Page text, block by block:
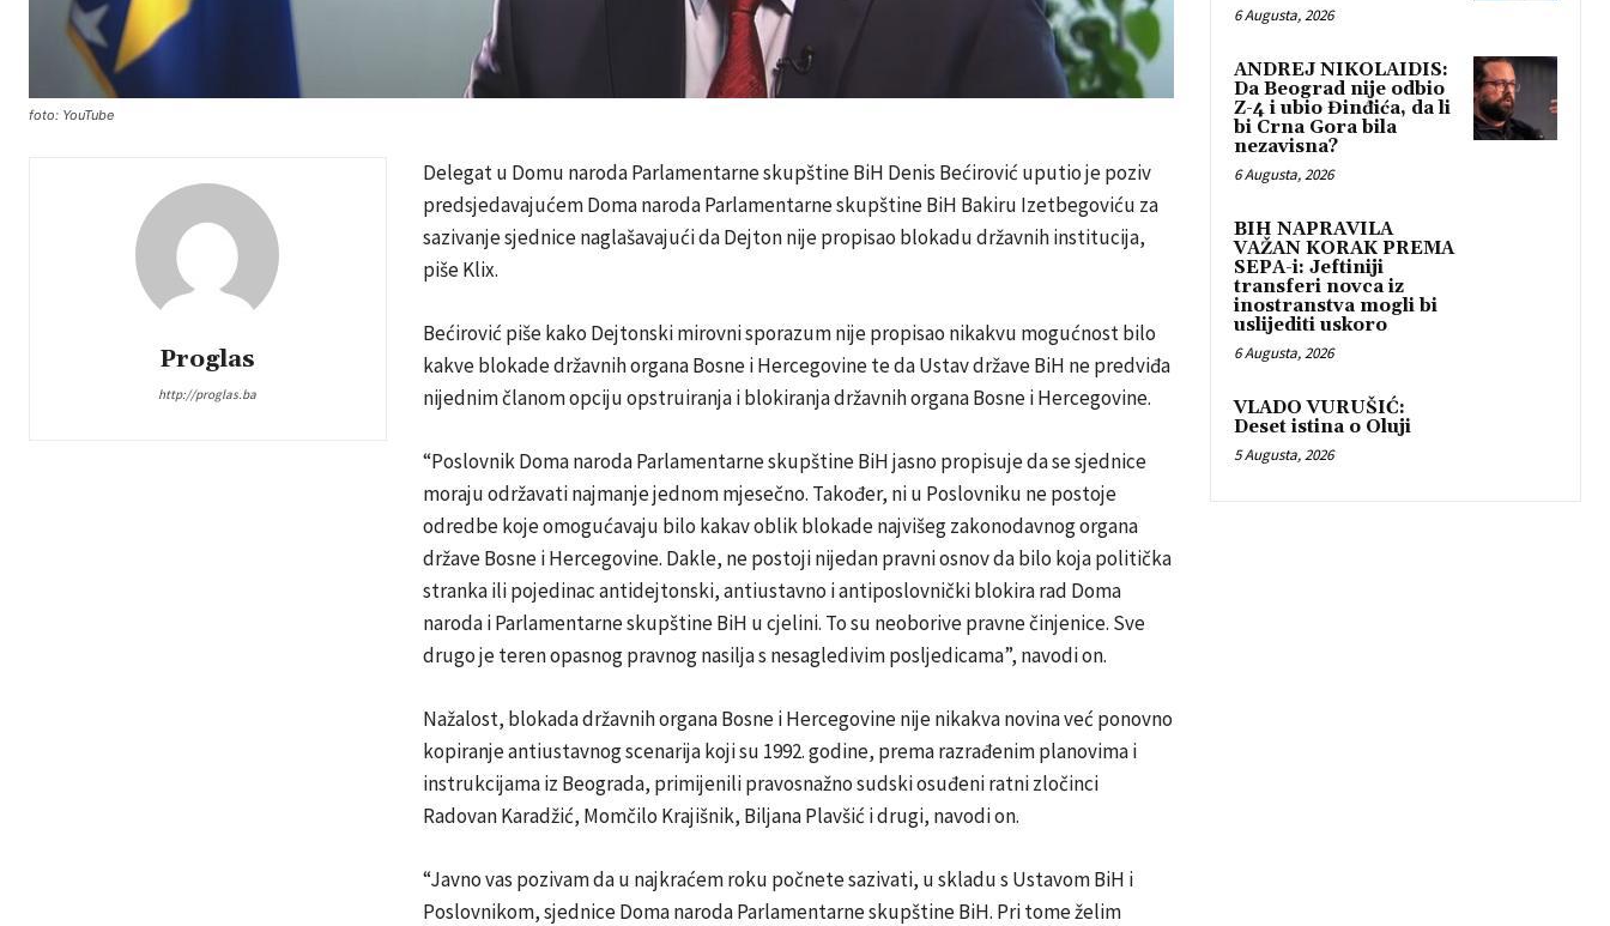
foto: YouTube
Proglas
http://proglas.ba
Delegat u Domu naroda Parlamentarne skupštine BiH Denis Bećirović uputio je poziv
predsjedavajućem Doma naroda Parlamentarne skupštine BiH Bakiru Izetbegoviću za
sazivanje sjednice naglašavajući da Dejton nije propisao blokadu državnih institucija,
piše Klix.
Bećirović piše kako Dejtonski mirovni sporazum nije propisao nikakvu mogućnost bilo
kakve blokade državnih organa Bosne i Hercegovine te da Ustav države BiH ne predviđa
nijednim članom opciju opstruiranja i blokiranja državnih organa Bosne i Hercegovine.
“Poslovnik Doma naroda Parlamentarne skupštine BiH jasno propisuje da se sjednice
moraju održavati najmanje jednom mjesečno. Također, ni u Poslovniku ne postoje
odredbe koje omogućavaju bilo kakav oblik blokade najvišeg zakonodavnog organa
države Bosne i Hercegovine. Dakle, ne postoji nijedan pravni osnov da bilo koja politička
stranka ili pojedinac antidejtonski, antiustavno i antiposlovnički blokira rad Doma
naroda i Parlamentarne skupštine BiH u cjelini. To su neoborive pravne činjenice. Sve
drugo je teren opasnog pravnog nasilja s nesagledivim posljedicama”, navodi on.
Nažalost, blokada državnih organa Bosne i Hercegovine nije nikakva novina već ponovno
kopiranje antiustavnog scenarija koji su 1992. godine, prema razrađenim planovima i
instrukcijama iz Beograda, primijenili pravosnažno sudski osuđeni ratni zločinci
Radovan Karadžić, Momčilo Krajišnik, Biljana Plavšić i drugi, navodi on.
“Javno vas pozivam da u najkraćem roku počnete sazivati, u skladu s Ustavom BiH i
Poslovnikom, sjednice Doma naroda Parlamentarne skupštine BiH. Pri tome želim
6 Augusta, 2026
ANDREJ NIKOLAIDIS:
Da Beograd nije odbio
Z-4 i ubio Đinđića, da li
bi Crna Gora bila
nezavisna?
6 Augusta, 2026
BIH NAPRAVILA
VAŽAN KORAK PREMA
SEPA-i: Jeftiniji
transferi novca iz
inostranstva mogli bi
uslijediti uskoro
6 Augusta, 2026
VLADO VURUŠIĆ:
Deset istina o Oluji
5 Augusta, 2026